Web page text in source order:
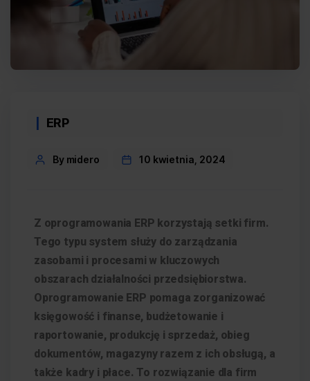
ERP
By midero 10 kwietnia, 2024
Z oprogramowania ERP korzystają setki firm.
Tego typu system służy do zarządzania
zasobami i procesami w kluczowych
obszarach działalności przedsiębiorstwa.
Oprogramowanie ERP pomaga zorganizować
księgowość i finanse, budżetowanie i
raportowanie, produkcję i sprzedaż, obieg
dokumentów, magazyny razem z ich obsługą, a
także kadry i płace. To rozwiązanie dla firm